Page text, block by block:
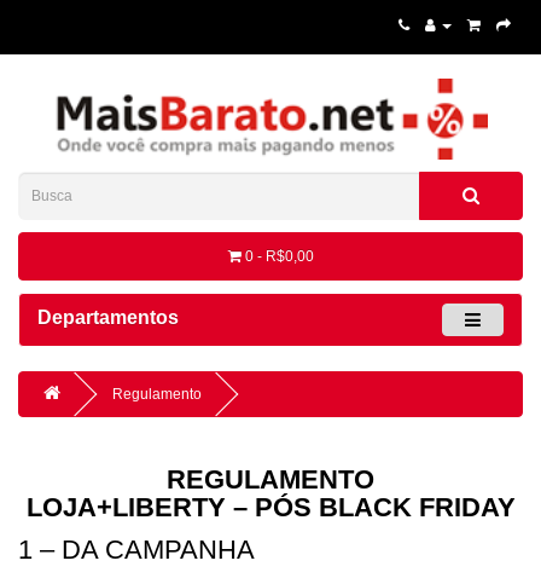
0 - R$0,00
Departamentos
Regulamento
REGULAMENTO
LOJA+LIBERTY – PÓS BLACK FRIDAY
1 – DA CAMPANHA